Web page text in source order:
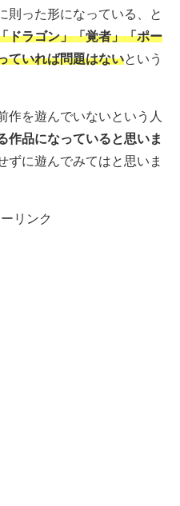
則った形になっている、と
ドラゴン」「覚者」「ポー
ていれば問題はないという
作を遊んでいないという人
作品になっていると思いま
ずに遊んでみてはと思いま
リンク